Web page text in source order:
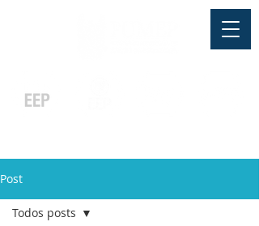
Post
Todos posts